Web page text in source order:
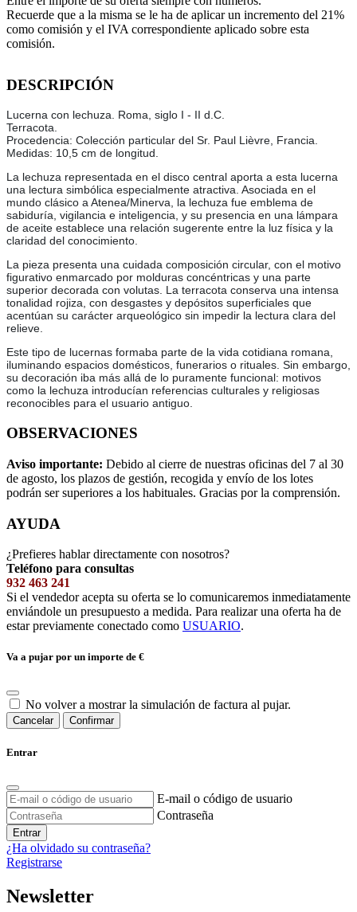
Recuerde que a la misma se le ha de aplicar un incremento del 21%
como comisión y el IVA correspondiente aplicado sobre esta
comisión.
DESCRIPCIÓN
Lucerna con lechuza. Roma, siglo I - II d.C.
Terracota.
Procedencia: Colección particular del Sr. Paul Lièvre, Francia.
Medidas: 10,5 cm de longitud.
La lechuza representada en el disco central aporta a esta lucerna
una lectura simbólica especialmente atractiva. Asociada en el
mundo clásico a Atenea/Minerva, la lechuza fue emblema de
sabiduría, vigilancia e inteligencia, y su presencia en una lámpara
de aceite establece una relación sugerente entre la luz física y la
claridad del conocimiento.
La pieza presenta una cuidada composición circular, con el motivo
figurativo enmarcado por molduras concéntricas y una parte
superior decorada con volutas. La terracota conserva una intensa
tonalidad rojiza, con desgastes y depósitos superficiales que
acentúan su carácter arqueológico sin impedir la lectura clara del
relieve.
Este tipo de lucernas formaba parte de la vida cotidiana romana,
iluminando espacios domésticos, funerarios o rituales. Sin embargo,
su decoración iba más allá de lo puramente funcional: motivos
como la lechuza introducían referencias culturales y religiosas
reconocibles para el usuario antiguo.
OBSERVACIONES
Aviso importante: Debido al cierre de nuestras oficinas del 7 al 30
de agosto, los plazos de gestión, recogida y envío de los lotes
podrán ser superiores a los habituales. Gracias por la comprensión.
AYUDA
¿Prefieres hablar directamente con nosotros?
Teléfono para consultas
932 463 241
Si el vendedor acepta su oferta se lo comunicaremos inmediatamente
enviándole un presupuesto a medida. Para realizar una oferta ha de
estar previamente conectado como USUARIO.
Va a pujar por un importe de €
No volver a mostrar la simulación de factura al pujar.
Cancelar Confirmar
Entrar
E-mail o código de usuario
Contraseña
Entrar
¿Ha olvidado su contraseña?
Registrarse
Newsletter